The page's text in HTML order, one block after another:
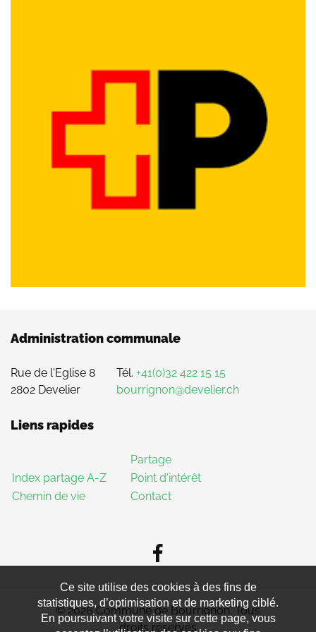
Administration communale
Rue de l'Eglise 8
2802 Develier
Tél. +41(0)32 422 15 15
bourrignon@develier.ch
Liens rapides
Index partage A-Z
Chemin de vie
Partage
Point d'intérêt
Contact
© 2026 Commune de Bourrignon. Tous
droits réservés
Ce site utilise des cookies à des fins de
statistiques, d’optimisation et de marketing ciblé.
En poursuivant votre visite sur cette page, vous